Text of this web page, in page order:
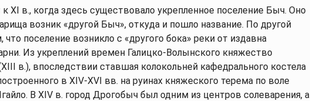
XI в., когда здесь существовало укрепленное поселение Быч. Оно
возник «другой Быч», откуда и пошло название. По другой
поселение возникло с «другого бока» реки от издавна
Из укреплений времен Галицко-Волынского княжество
в.), впоследствии ставшая колокольней кафедрального костела
в XIV-XVI вв. на руинах княжеского терема по воле
В XIV в. город Дрогобыч был одним из центров солеварения, а